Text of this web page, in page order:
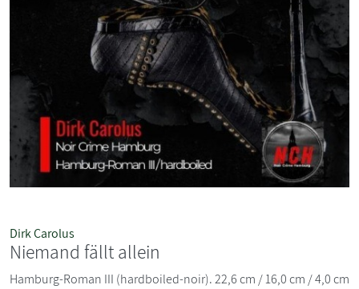
Dirk Carolus
Niemand fällt allein
Hamburg-Roman III (hardboiled-noir). 22,6 cm / 16,0 cm / 4,0 cm